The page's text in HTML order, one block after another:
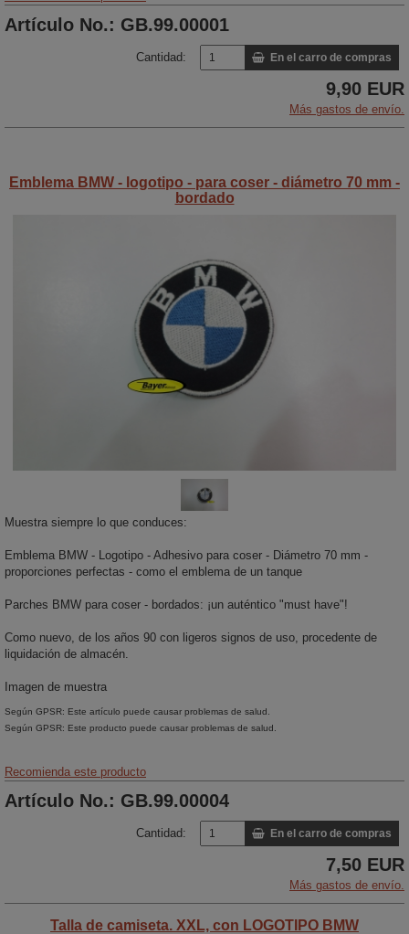
Artículo No.: GB.99.00001
Cantidad: En el carro de compras
9,90 EUR
Más gastos de envío.
Emblema BMW - logotipo - para coser - diámetro 70 mm -
bordado
Muestra siempre lo que conduces:
Emblema BMW - Logotipo - Adhesivo para coser - Diámetro 70 mm -
proporciones perfectas - como el emblema de un tanque
Parches BMW para coser - bordados: ¡un auténtico "must have"!
Como nuevo, de los años 90 con ligeros signos de uso, procedente de
liquidación de almacén.
Imagen de muestra
Según GPSR: Este artículo puede causar problemas de salud.
Según GPSR: Este producto puede causar problemas de salud.
Recomienda este producto
Artículo No.: GB.99.00004
Cantidad: En el carro de compras
7,50 EUR
Más gastos de envío.
Talla de camiseta. XXL, con LOGOTIPO BMW